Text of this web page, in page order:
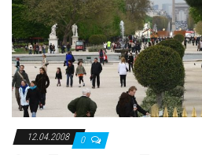
12.04.2008 0